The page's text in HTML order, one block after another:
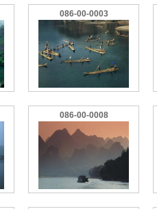
086-00-0003
086-00-0008